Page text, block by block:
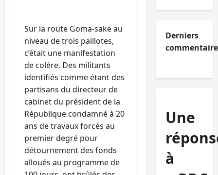
Sur la route Goma-sake au
niveau de trois paillotes,
c’était une manifestation
de colère. Des militants
identifiés comme étant des
partisans du directeur de
cabinet du président de la
République condamné à 20
ans de travaux forcés au
premier degré pour
détournement des fonds
alloués au programme de
Derniers
Une
à